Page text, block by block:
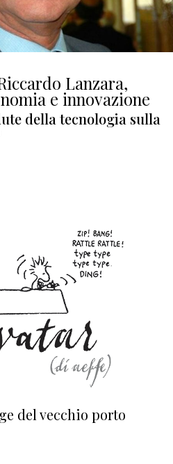
Lanzara,
e innovazione
della tecnologia sulla
del vecchio porto